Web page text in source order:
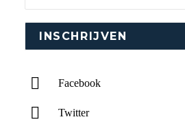
Facebook
Twitter